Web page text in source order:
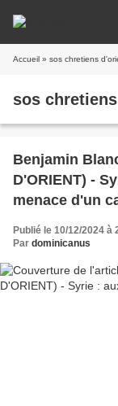
Accueil » sos chretiens
sos
Benjamin
D'ORIENT) -
menace d'un
Publié le 10/12/2024 à
Par dominicanus